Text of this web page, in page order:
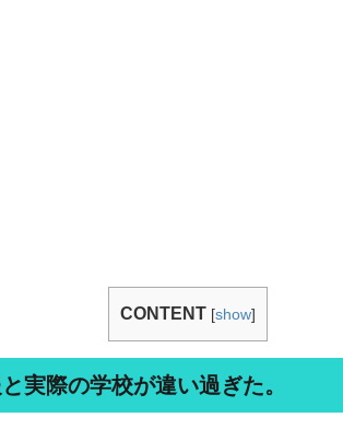
CONTENT [show]
実際の学校が違い過ぎた。